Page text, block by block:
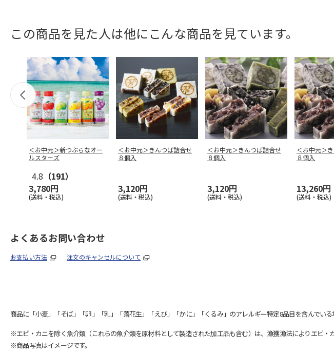
この商品を見た人は他にこんな商品を見ています。
＜お中元＞新つぶらなオー
ルスターズ
4.8 （191）
3,780円
(送料・税込)
＜お中元＞きんつば詰合せ
８個入
3,120円
(送料・税込)
＜お中元＞きんつば詰合せ
８個入
3,120円
(送料・税込)
＜お中元＞
８個入
13,260円
(送料・税込)
よくあるお問い合わせ
お支払い方法 注文のキャンセルについて
商品に「小麦」「そば」「卵」「乳」「落花生」「えび」「かに」「くるみ」のアレルギー特定8品目を含んでいる
※エビ・カニを除く魚介類（これらの魚介類を原材料として製造された加工品も含む）は、漁獲漁法によりエビ
※商品写真はイメージです。